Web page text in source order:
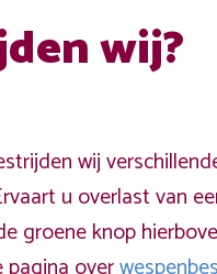
wij?
wij
u overlast van
groene knop